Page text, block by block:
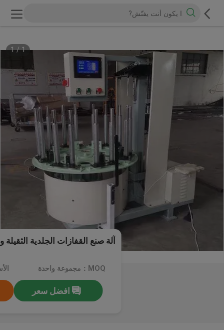
1
/
1
آلة صنع القفازات الجلدية الثقيلة
MOQ：مجموعة واحدة
افضل سعر